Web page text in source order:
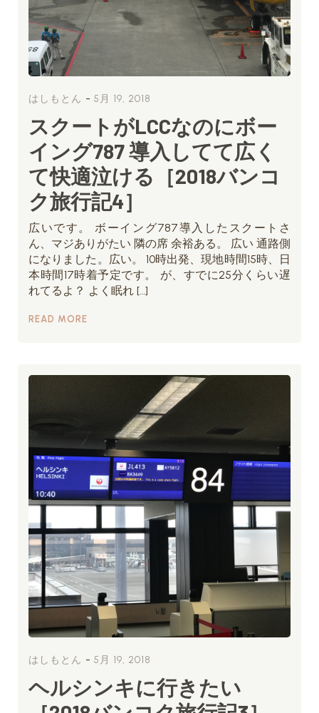
はしもとん - 5月 19, 2018
スクートがLCCなのにボー
イング787 導入してて広く
て快適泣ける［2018バンコ
ク旅行記4］
広いです。 ボーイング787導入したスクートさ
ん、マジありがたい 隣の席 余裕ある。 広い 通路側
になりました。広い。 10時出発、現地時間15時、日
本時間17時着予定です。 が、すでに25分くらい遅
れてるよ？ よく眠れ […]
READ MORE
はしもとん - 5月 19, 2018
ヘルシンキに行きたい